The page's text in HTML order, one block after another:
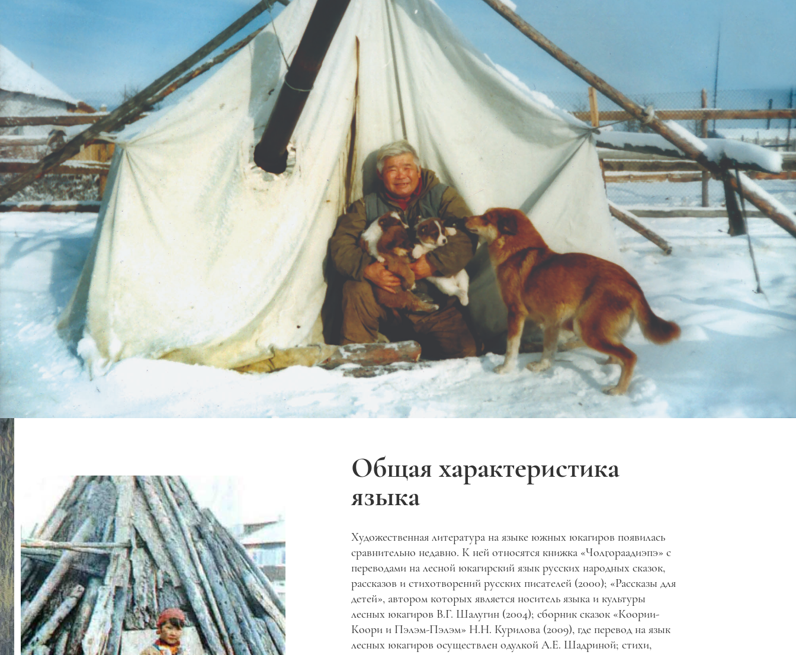
Общая характеристика
языка
Художественная литература на языке южных юкагиров появилась
сравнительно недавно. К ней относятся книжка «Чолӷораадиэпэ» с
переводами на лесной юкагирский язык русских народных сказок,
рассказов и стихотворений русских писателей (2000); «Рассказы для
детей», автором которых является носитель языка и культуры
лесных юкагиров В.Г. Шалугин (2004); сборник сказок «Коории-
Коори и Пэлэм-Пэлэм» Н.Н. Курилова (2009), где перевод на язык
лесных юкагиров осуществлен одулкой А.Е. Шадриной; стихи,